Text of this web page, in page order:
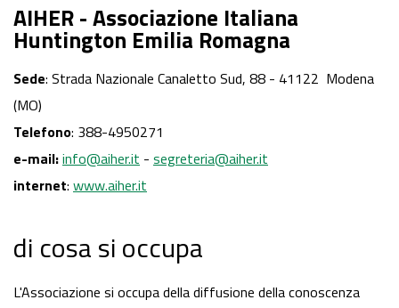
AIHER - Associazione Italiana
Huntington Emilia Romagna
Sede: Strada Nazionale Canaletto Sud, 88 - 41122 Modena
(MO)
Telefono: 388-4950271
e-mail:info@aiher.it - segreteria@aiher.it
internet: www.aiher.it
di cosa si occupa
L'Associazione si occupa della diffusione della conoscenza